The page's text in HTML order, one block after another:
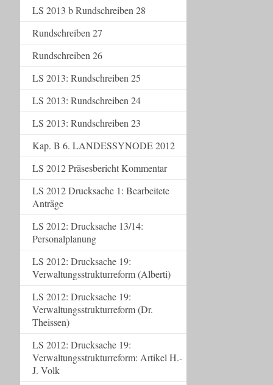
LS 2013 b Rundschreiben 28
Rundschreiben 27
Rundschreiben 26
LS 2013: Rundschreiben 25
LS 2013: Rundschreiben 24
LS 2013: Rundschreiben 23
Kap. B 6. LANDESSYNODE 2012
LS 2012 Präsesbericht Kommentar
LS 2012 Drucksache 1: Bearbeitete
Anträge
LS 2012: Drucksache 13/14:
Personalplanung
LS 2012: Drucksache 19:
Verwaltungsstrukturreform (Alberti)
LS 2012: Drucksache 19:
Verwaltungsstrukturreform (Dr.
Theissen)
LS 2012: Drucksache 19:
Verwaltungsstrukturreform: Artikel H.-
J. Volk